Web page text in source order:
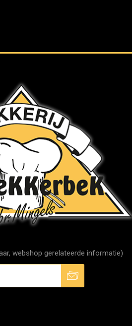
webshop gerelateerde informatie)